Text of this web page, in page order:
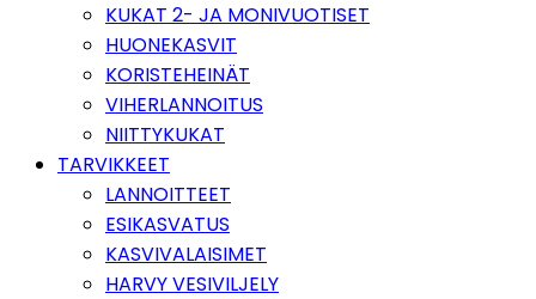
KUKAT 2- JA MONIVUOTISET
HUONEKASVIT
KORISTEHEINÄT
VIHERLANNOITUS
NIITTYKUKAT
TARVIKKEET
LANNOITTEET
ESIKASVATUS
KASVIVALAISIMET
HARVY VESIVILJELY